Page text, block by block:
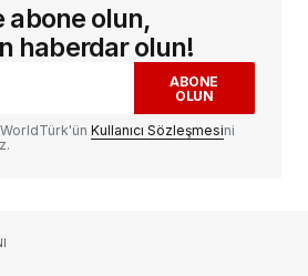
yayınlanmayacak.
abone olun,
haberdar olun!
ABONE
OLUN
Kullanıcı Sözleşmesini